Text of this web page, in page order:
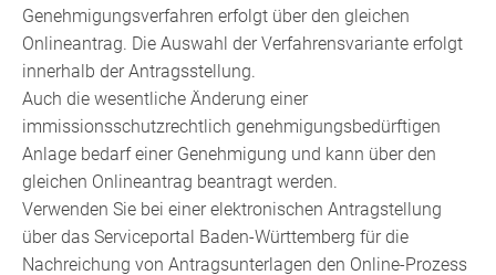
Genehmigungsverfahren erfolgt über den gleichen
Onlineantrag. Die Auswahl der Verfahrensvariante erfolgt
innerhalb der Antragsstellung.
Auch die wesentliche Änderung einer
immissionsschutzrechtlich genehmigungsbedürftigen
Anlage bedarf einer Genehmigung und kann über den
gleichen Onlineantrag beantragt werden.
Verwenden Sie bei einer elektronischen Antragstellung
über das Serviceportal Baden-Württemberg für die
Nachreichung von Antragsunterlagen den Online-Prozess